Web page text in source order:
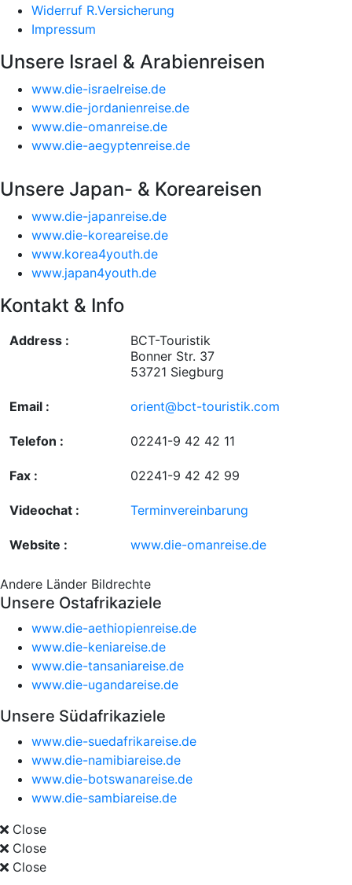
Widerruf R.Versicherung
Impressum
Unsere Israel & Arabienreisen
www.die-israelreise.de
www.die-jordanienreise.de
www.die-omanreise.de
www.die-aegyptenreise.de
Unsere Japan- & Koreareisen
www.die-japanreise.de
www.die-koreareise.de
www.korea4youth.de
www.japan4youth.de
Kontakt & Info
Address :
BCT-Touristik
Bonner Str. 37
53721 Siegburg
Email : orient@bct-touristik.com
Telefon : 02241-9 42 42 11
Fax : 02241-9 42 42 99
Videochat : Terminvereinbarung
Website : www.die-omanreise.de
Andere Länder Bildrechte
Unsere Ostafrikaziele
www.die-aethiopienreise.de
www.die-keniareise.de
www.die-tansaniareise.de
www.die-ugandareise.de
Unsere Südafrikaziele
www.die-suedafrikareise.de
www.die-namibiareise.de
www.die-botswanareise.de
www.die-sambiareise.de
Close
Close
Close